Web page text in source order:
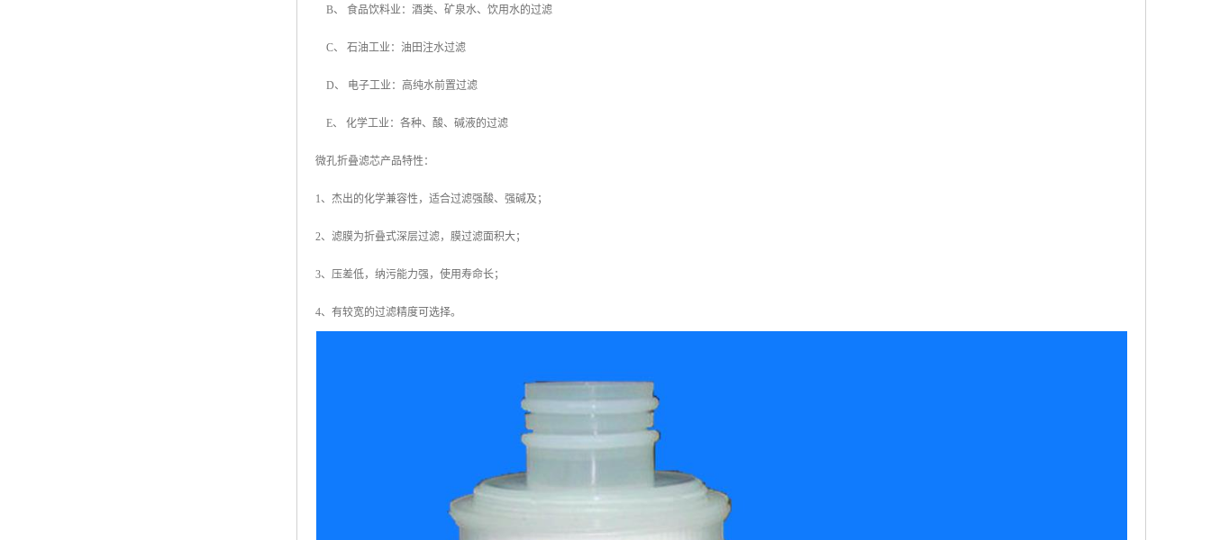
B、 食品饮料业：酒类、矿泉水、饮用水的过滤
C、 石油工业：油田注水过滤
D、 电子工业：高纯水前置过滤
E、 化学工业：各种、酸、碱液的过滤
微孔折叠滤芯产品特性：
1、杰出的化学兼容性，适合过滤强酸、强碱及；
2、滤膜为折叠式深层过滤，膜过滤面积大；
3、压差低，纳污能力强，使用寿命长；
4、有较宽的过滤精度可选择。